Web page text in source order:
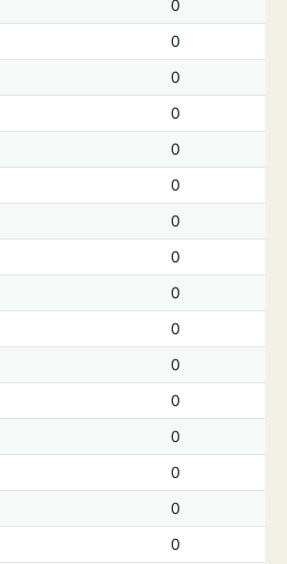
0
0
0
0
0
0
0
0
0
0
0
0
0
0
0
0